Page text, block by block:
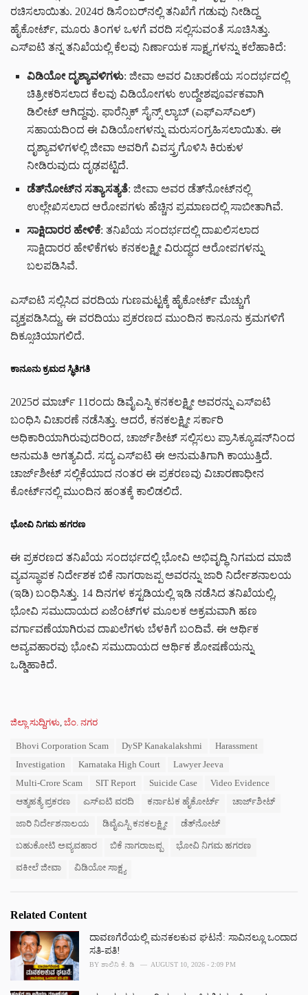
ರಚಿಸಲಾಯಿತು. 2024ರ ಡಿಸೆಂಬರ್‌ನಲ್ಲಿ ತನಿಖೆಗೆ ಗಡುವು ನೀಡಿದ್ದ
ಹೈಕೋರ್ಟ್, ಮೂರು ತಿಂಗಳ ಒಳಗೆ ವರದಿ ಸಲ್ಲಿಸುವಂತೆ ಸೂಚಿಸಿತ್ತು.
ಎಸ್ಐಟಿ ತನ್ನ ತನಿಖೆಯಲ್ಲಿ ಕೆಲವು ನಿರ್ಣಾಯಕ ಸಾಕ್ಷ್ಯಗಳನ್ನು ಕಲೆಹಾಕಿದೆ:
ವಿಡಿಯೋ ದೃಶ್ಯಾವಳಿಗಳು: ಜೀವಾ ಅವರ ವಿಚಾರಣೆಯ ಸಂದರ್ಭದಲ್ಲಿ
ಚಿತ್ರೀಕರಿಸಲಾದ ಕೆಲವು ವಿಡಿಯೋಗಳು ಉದ್ದೇಶಪೂರ್ವಕವಾಗಿ
ಡಿಲೀಟ್ ಆಗಿದ್ದವು. ಫಾರೆನ್ಸಿಕ್ ಸೈನ್ಸ್ ಲ್ಯಾಬ್ (ಎಫ್ಎಸ್ಎಲ್)
ಸಹಾಯದಿಂದ ಈ ವಿಡಿಯೋಗಳನ್ನು ಮರುಸಂಗ್ರಹಿಸಲಾಯಿತು. ಈ
ದೃಶ್ಯಾವಳಿಗಳಲ್ಲಿ ಜೀವಾ ಅವರಿಗೆ ವಿವಸ್ತ್ರಗೊಳಿಸಿ ಕಿರುಕುಳ
ನೀಡಿರುವುದು ದೃಢಪಟ್ಟಿದೆ.
ಡೆತ್‌ನೋಟ್‌ನ ಸತ್ಯಾಸತ್ಯತೆ: ಜೀವಾ ಅವರ ಡೆತ್‌ನೋಟ್‌ನಲ್ಲಿ
ಉಲ್ಲೇಖಿಸಲಾದ ಆರೋಪಗಳು ಹೆಚ್ಚಿನ ಪ್ರಮಾಣದಲ್ಲಿ ಸಾಬೀತಾಗಿವೆ.
ಸಾಕ್ಷಿದಾರರ ಹೇಳಿಕೆ: ತನಿಖೆಯ ಸಂದರ್ಭದಲ್ಲಿ ದಾಖಲಿಸಲಾದ
ಸಾಕ್ಷಿದಾರರ ಹೇಳಿಕೆಗಳು ಕನಕಲಕ್ಷ್ಮೀ ವಿರುದ್ಧದ ಆರೋಪಗಳನ್ನು
ಬಲಪಡಿಸಿವೆ.
ಎಸ್ಐಟಿ ಸಲ್ಲಿಸಿದ ವರದಿಯ ಗುಣಮಟ್ಟಕ್ಕೆ ಹೈಕೋರ್ಟ್ ಮೆಚ್ಚುಗೆ
ವ್ಯಕ್ತಪಡಿಸಿದ್ದು, ಈ ವರದಿಯು ಪ್ರಕರಣದ ಮುಂದಿನ ಕಾನೂನು ಕ್ರಮಗಳಿಗೆ
ದಿಕ್ಸೂಚಿಯಾಗಲಿದೆ.
ಕಾನೂನು ಕ್ರಮದ ಸ್ಥಿತಿಗತಿ
2025ರ ಮಾರ್ಚ್ 11ರಂದು ಡಿವೈಎಸ್ಪಿ ಕನಕಲಕ್ಷ್ಮೀ ಅವರನ್ನು ಎಸ್ಐಟಿ
ಬಂಧಿಸಿ ವಿಚಾರಣೆ ನಡೆಸಿತ್ತು. ಆದರೆ, ಕನಕಲಕ್ಷ್ಮೀ ಸರ್ಕಾರಿ
ಅಧಿಕಾರಿಯಾಗಿರುವುದರಿಂದ, ಚಾರ್ಜ್‌ಶೀಟ್ ಸಲ್ಲಿಸಲು ಪ್ರಾಸಿಕ್ಯೂಷನ್‌ನಿಂದ
ಅನುಮತಿ ಅಗತ್ಯವಿದೆ. ಸದ್ಯ ಎಸ್ಐಟಿ ಈ ಅನುಮತಿಗಾಗಿ ಕಾಯುತ್ತಿದೆ.
ಚಾರ್ಜ್‌ಶೀಟ್ ಸಲ್ಲಿಕೆಯಾದ ನಂತರ ಈ ಪ್ರಕರಣವು ವಿಚಾರಣಾಧೀನ
ಕೋರ್ಟ್‌ನಲ್ಲಿ ಮುಂದಿನ ಹಂತಕ್ಕೆ ಕಾಲಿಡಲಿದೆ.
ಭೋವಿ ನಿಗಮ ಹಗರಣ
ಈ ಪ್ರಕರಣದ ತನಿಖೆಯ ಸಂದರ್ಭದಲ್ಲಿ ಭೋವಿ ಅಭಿವೃದ್ಧಿ ನಿಗಮದ ಮಾಜಿ
ವ್ಯವಸ್ಥಾಪಕ ನಿರ್ದೇಶಕ ಬಿಕೆ ನಾಗರಾಜಪ್ಪ ಅವರನ್ನು ಜಾರಿ ನಿರ್ದೇಶನಾಲಯ
(ಇಡಿ) ಬಂಧಿಸಿತ್ತು. 14 ದಿನಗಳ ಕಸ್ಟಡಿಯಲ್ಲಿ ಇಡಿ ನಡೆಸಿದ ತನಿಖೆಯಲ್ಲಿ,
ಭೋವಿ ಸಮುದಾಯದ ಏಜೆಂಟ್‌ಗಳ ಮೂಲಕ ಅಕ್ರಮವಾಗಿ ಹಣ
ವರ್ಗಾವಣೆಯಾಗಿರುವ ದಾಖಲೆಗಳು ಬೆಳಕಿಗೆ ಬಂದಿವೆ. ಈ ಆರ್ಥಿಕ
ಅವ್ಯವಹಾರವು ಭೋವಿ ಸಮುದಾಯದ ಆರ್ಥಿಕ ಶೋಷಣೆಯನ್ನು
ಒಡ್ಡಿಹಾಕಿದೆ.
C
ಜಿಲ್ಲಾ ಸುದ್ದಿಗಳು, ಬೆಂ. ನಗರ
Bhovi Corporation Scam DySP Kanakalakshmi
Harassment
Investigation
Karnataka High Court
Lawyer Jeeva
Multi-Crore Scam
SIT Report Suicide Case
Video Evidence
ಆತ್ಮಹತ್ಯೆ ಪ್ರಕರಣ
ಎಸ್ಐಟಿ ವರದಿ ಕರ್ನಾಟಕ ಹೈಕೋರ್ಟ್ ಚಾರ್ಜ್‌ಶೀಟ್
ಜಾರಿ ನಿರ್ದೇಶನಾಲಯ ಡಿವೈಎಸ್ಪಿ ಕನಕಲಕ್ಷ್ಮೀ ಡೆತ್‌ನೋಟ್
ಬಹುಕೋಟಿ ಅವ್ಯವಹಾರ ಬಿಕೆ ನಾಗರಾಜಪ್ಪ ಭೋವಿ ನಿಗಮ ಹಗರಣ
ವಕೀಲೆ ಜೀವಾ ವಿಡಿಯೋ ಸಾಕ್ಷ್ಯ
Related Content
ದಾವಣಗೆರೆಯಲ್ಲಿ ಮನಕಲಕುವ ಘಟನೆ: ಸಾವಿನಲ್ಲೂ ಒಂದಾದ
ಸತಿ-ಪತಿ!
BY ಶಾಲಿನಿ ಕೆ. ಡಿ AUGUST 10, 2026 - 2:09 PM